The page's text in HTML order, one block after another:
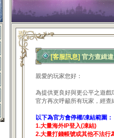
[客服訊息] 官方查緝
親愛的玩家您好：
為提供更良好與更公平之遊
官方再次呼籲所有玩家，經
以下為官方會停權/凍結範圍：
1.大量海外IP登入(凍結)
2.大量打錢帳號或其他不法行